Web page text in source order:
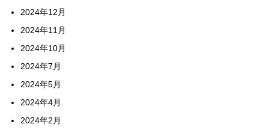
2024年12月
2024年11月
2024年10月
2024年7月
2024年5月
2024年4月
2024年2月